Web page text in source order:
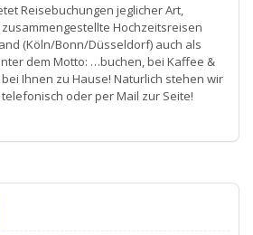
Reisebuchungen jeglicher Art,
Hochzeitsreisen
(Köln/Bonn/Düsseldorf) auch als
dem Motto: …buchen, bei Kaffee &
Ihnen zu Hause! Naturlich stehen wir
oder per Mail zur Seite!